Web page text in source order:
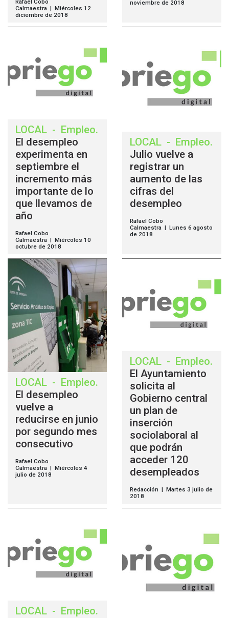
Calmaestra | Miércoles 12
diciembre de 2018
noviembre de 2018
LOCAL - Empleo.
El desempleo
experimenta en
septiembre el
incremento más
importante de lo
que llevamos de
año
Rafael Cobo
Calmaestra | Miércoles 10
octubre de 2018
LOCAL - Empleo.
Julio vuelve a
registrar un
aumento de las
cifras del
desempleo
Rafael Cobo
Calmaestra | Lunes 6 agosto
de 2018
LOCAL - Empleo.
El desempleo
vuelve a
reducirse en junio
por segundo mes
consecutivo
Rafael Cobo
Calmaestra | Miércoles 4
julio de 2018
LOCAL - Empleo.
El Ayuntamiento
solicita al
Gobierno central
un plan de
inserción
sociolaboral al
que podrán
acceder 120
desempleados
Redacción | Martes 3 julio de
2018
LOCAL - Empleo.